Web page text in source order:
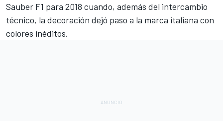
Sauber F1 para 2018 cuando, además del intercambio
técnico, la decoración dejó paso a la marca italiana con
colores inéditos.